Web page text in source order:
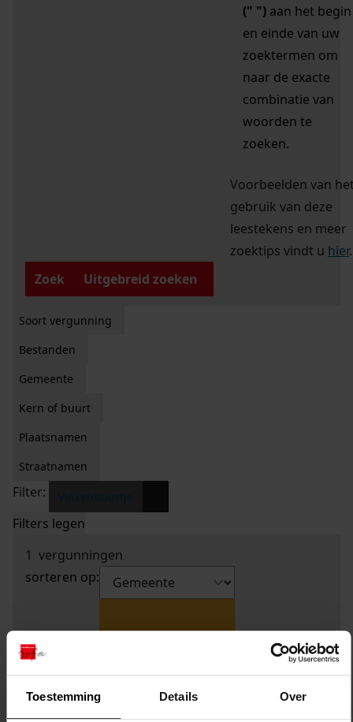
Toestemming Details Over
(" ") aan het begin
en einde van uw
zoektermen om
naar de exacte
combinatie van
woorden te
zoeken.
Voorbeelden van
gebruik van deze
leestekens en meer
zoektips vindt u hier.
Zoek
Uitgebreid zoeken
Soort vergunning
Bestanden
Gemeente
Kern of buurt
Plaatsnamen
Straatnamen
Filter:
Filters legen
1 vergunningen
sorteren op: